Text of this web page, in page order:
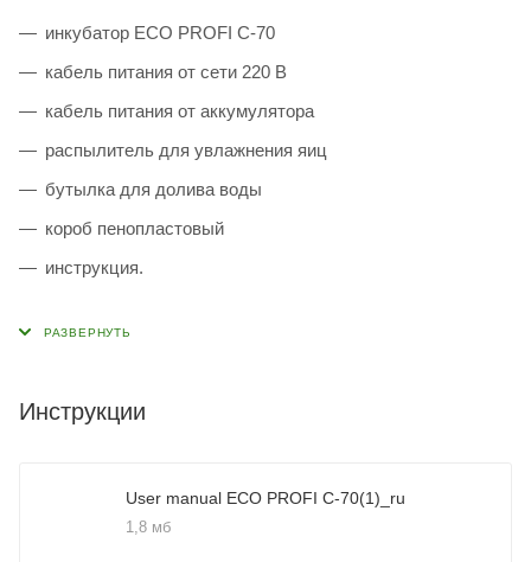
инкубатор ECO PROFI C-70
кабель питания от сети 220 В
кабель питания от аккумулятора
распылитель для увлажнения яиц
бутылка для долива воды
короб пенопластовый
инструкция.
Инструкции
User manual ECO PROFI C-70(1)_ru
1,8 мб